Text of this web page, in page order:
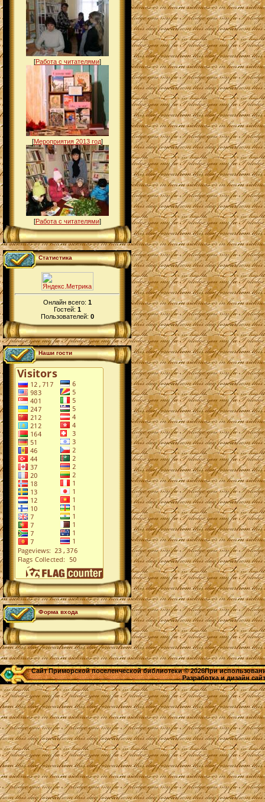
[Работа с читателями]
[Мероприятия 2013 год]
[Работа с читателями]
Статистика
Онлайн всего: 1
Гостей: 1
Пользователей: 0
Наши гости
Форма входа
Сайт Приморской поселенческой библиотеки © 2026При
Разработка и дизайн